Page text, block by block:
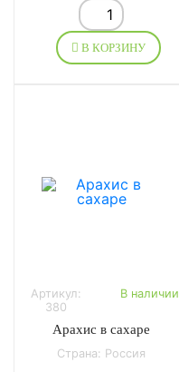
В КОРЗИНУ
Артикул:
380
В наличии
Арахис в сахаре
Страна: Россия